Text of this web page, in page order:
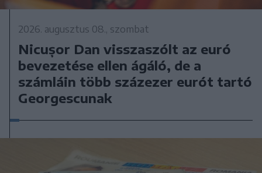
2026. augusztus 08., szombat
Nicușor Dan visszaszólt az euró
bevezetése ellen ágáló, de a
számláin több százezer eurót tartó
Georgescunak